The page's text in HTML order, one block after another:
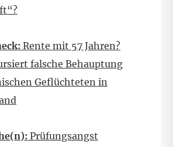
Rente mit 57 Jahren?
falsche Behauptung
Geflüchteten in
Prüfungsangst